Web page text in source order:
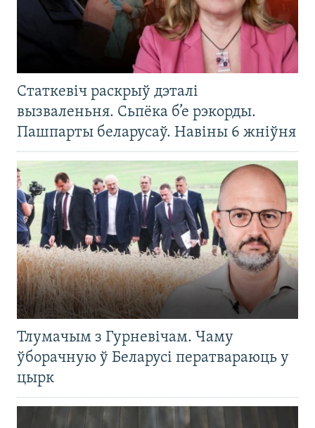
Статкевіч раскрыў дэталі
вызваленьня. Сьпёка б’е рэкорды.
Пашпарты беларусаў. Навіны 6 жніўня
Тлумачым з Гурневічам. Чаму
ўборачную ў Беларусі ператвараюць у
цырк